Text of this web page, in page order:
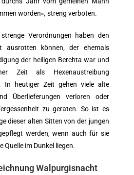
worden«,streng verboten.
Verordnungen haben den
ausrotten können, der ehemals
der heiligen Berchta war und
Zeit als Hexenaustreibung
In heutiger Zeit gehen viele alte
Überlieferungen verloren oder
zu geraten. So ist es
dieser alten Sitten von der jungen
werden, wenn auch für sie
Quelle im Dunkel liegen.
Walpurgisnacht